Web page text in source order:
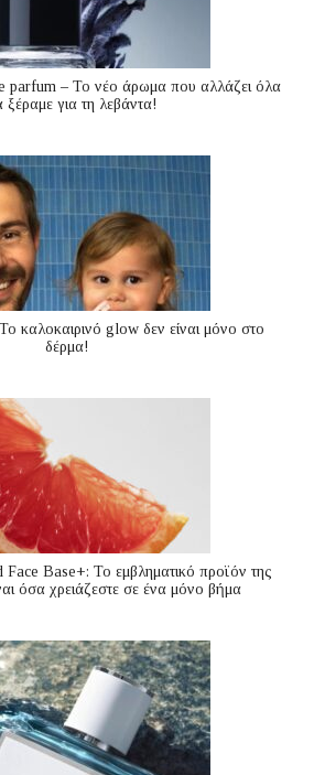
parfum – Το νέο άρωμα που αλλάζει όλα
ξέραμε για τη λεβάντα!
καλοκαιρινό glow δεν είναι μόνο στο
δέρμα!
Base+: Το εμβληματικό προϊόν της
όσα χρειάζεστε σε ένα μόνο βήμα